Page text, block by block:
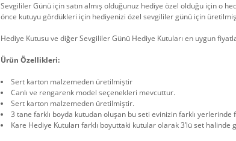
Sevgililer Günü için satın almış olduğunuz hediye özel olduğu için o
önce kutuyu gördükleri için hediyenizi özel sevgililer günü için
Hediye Kutusu ve diğer Sevgililer Günü Hediye Kutuları en uygun
Ürün Özellikleri:
Sert karton malzemeden üretilmiştir
Canlı ve rengarenk model seçenekleri mevcuttur.
Sert karton malzemeden üretilmiştir.
3 tane farklı boyda kutudan oluşan bu seti evinizin farklı
Kare Hediye Kutuları farklı boyuttaki kutular olarak 3’lü set